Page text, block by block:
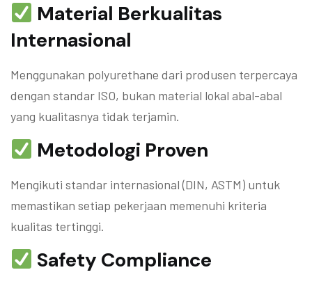
Material Berkualitas
Internasional
Menggunakan polyurethane dari produsen terpercaya
dengan standar ISO, bukan material lokal abal-abal
yang kualitasnya tidak terjamin.
Metodologi Proven
Mengikuti standar internasional (DIN, ASTM) untuk
memastikan setiap pekerjaan memenuhi kriteria
kualitas tertinggi.
Safety Compliance